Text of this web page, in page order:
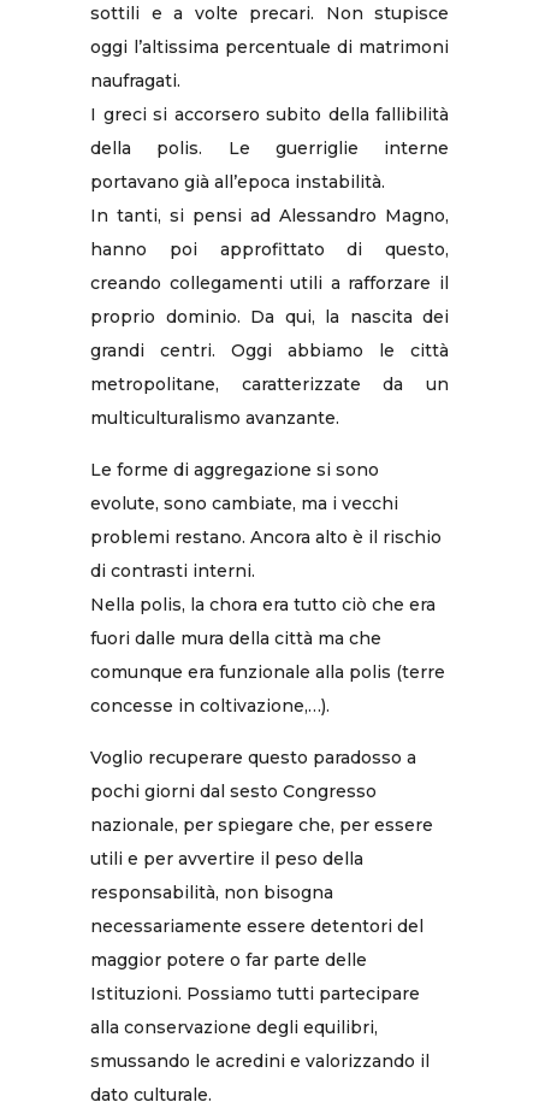
sottili e a volte precari. Non stupisce
oggi l’altissima percentuale di matrimoni
naufragati.
I greci si accorsero subito della fallibilità
della polis. Le guerriglie interne
portavano già all’epoca instabilità.
In tanti, si pensi ad Alessandro Magno,
hanno poi approfittato di questo,
creando collegamenti utili a rafforzare il
proprio dominio. Da qui, la nascita dei
grandi centri. Oggi abbiamo le città
metropolitane, caratterizzate da un
multiculturalismo avanzante.
Le forme di aggregazione si sono
evolute, sono cambiate, ma i vecchi
problemi restano. Ancora alto è il rischio
di contrasti interni.
Nella polis, la chora era tutto ciò che era
fuori dalle mura della città ma che
comunque era funzionale alla polis (terre
concesse in coltivazione,…).
Voglio recuperare questo paradosso a
pochi giorni dal sesto Congresso
nazionale, per spiegare che, per essere
utili e per avvertire il peso della
responsabilità, non bisogna
necessariamente essere detentori del
maggior potere o far parte delle
Istituzioni. Possiamo tutti partecipare
alla conservazione degli equilibri,
smussando le acredini e valorizzando il
dato culturale.